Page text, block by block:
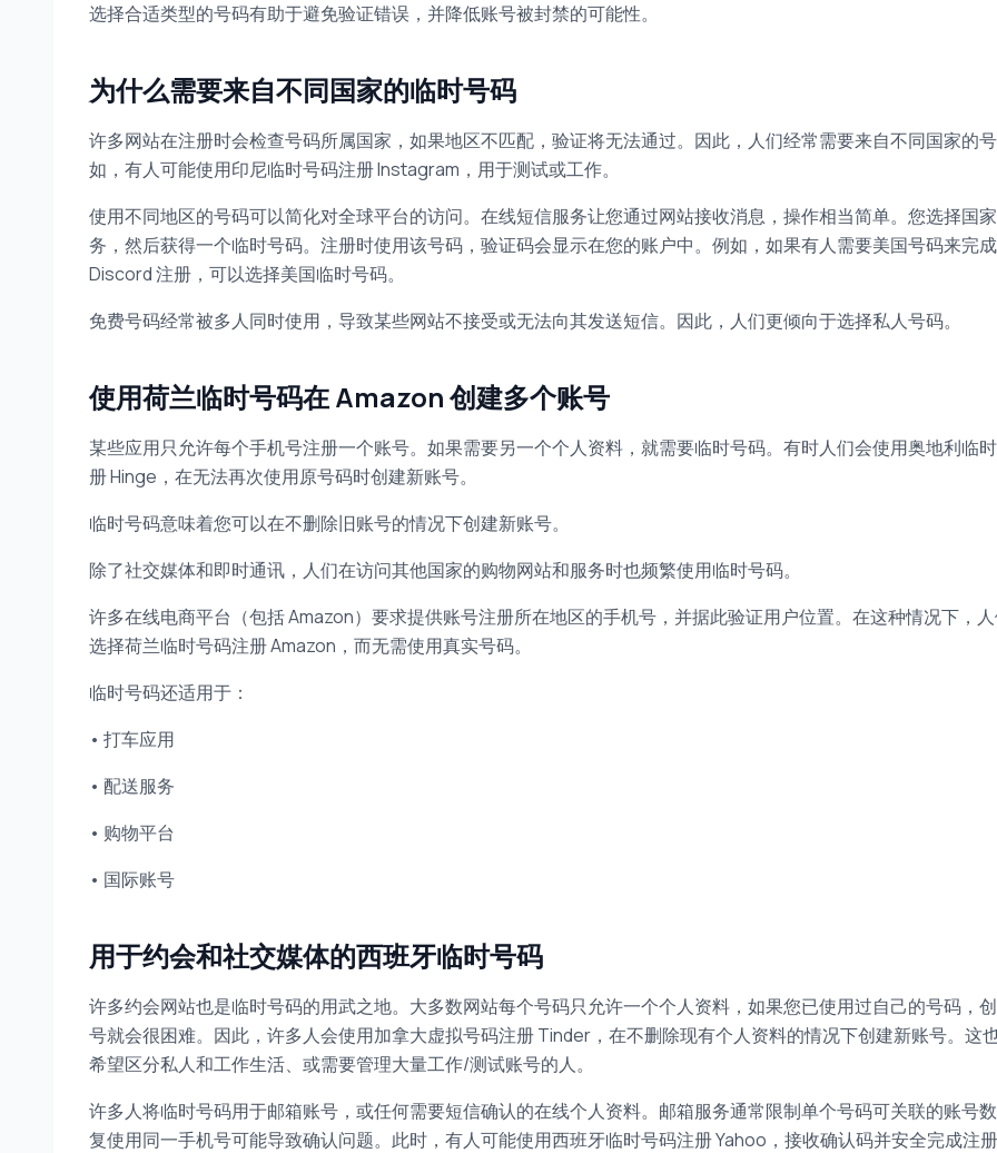
选择合适类型的号码有助于避免验证错误，并降低账号被封禁的可能性。
为什么需要来自不同国家的临时号码
许多网站在注册时会检查号码所属国家，如果地区不匹配，验证将无法通过。因此，人们经常需要来自不同国家的
如，有人可能使用印尼临时号码注册 Instagram，用于测试或工作。
使用不同地区的号码可以简化对全球平台的访问。在线短信服务让您通过网站接收消息，操作相当简单。您选择国
务，然后获得一个临时号码。注册时使用该号码，验证码会显示在您的账户中。例如，如果有人需要美国号码来完成
Discord 注册，可以选择美国临时号码。
免费号码经常被多人同时使用，导致某些网站不接受或无法向其发送短信。因此，人们更倾向于选择私人号码。
使用荷兰临时号码在 Amazon 创建多个账号
某些应用只允许每个手机号注册一个账号。如果需要另一个个人资料，就需要临时号码。有时人们会使用奥地利临
册 Hinge，在无法再次使用原号码时创建新账号。
临时号码意味着您可以在不删除旧账号的情况下创建新账号。
除了社交媒体和即时通讯，人们在访问其他国家的购物网站和服务时也频繁使用临时号码。
许多在线电商平台（包括 Amazon）要求提供账号注册所在地区的手机号，并据此验证用户位置。在这种情况下，
选择荷兰临时号码注册 Amazon，而无需使用真实号码。
临时号码还适用于：
• 打车应用
• 配送服务
• 购物平台
• 国际账号
用于约会和社交媒体的西班牙临时号码
许多约会网站也是临时号码的用武之地。大多数网站每个号码只允许一个个人资料，如果您已使用过自己的号码，
号就会很困难。因此，许多人会使用加拿大虚拟号码注册 Tinder，在不删除现有个人资料的情况下创建新账号。这
希望区分私人和工作生活、或需要管理大量工作/测试账号的人。
许多人将临时号码用于邮箱账号，或任何需要短信确认的在线个人资料。邮箱服务通常限制单个号码可关联的账号
复使用同一手机号可能导致确认问题。此时，有人可能使用西班牙临时号码注册 Yahoo，接收确认码并安全完成注